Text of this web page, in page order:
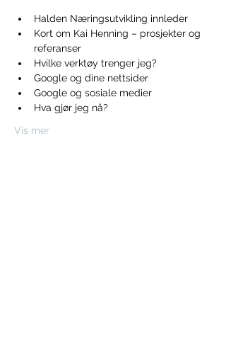
Halden Næringsutvikling innleder
Kort om Kai Henning – prosjekter og
referanser
Hvilke verktøy trenger jeg?
Google og dine nettsider
Google og sosiale medier
Hva gjør jeg nå?
Vis mer